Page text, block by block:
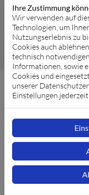
Unser
Wir verbauen
Ihre Zustimmung
Wir verwenden auf
Technologien, um
Nutzungserlebnis zu
Cookies auch
technisch
Informationen, sowie
Cookies und
unserer
Einstellungen jederzeit